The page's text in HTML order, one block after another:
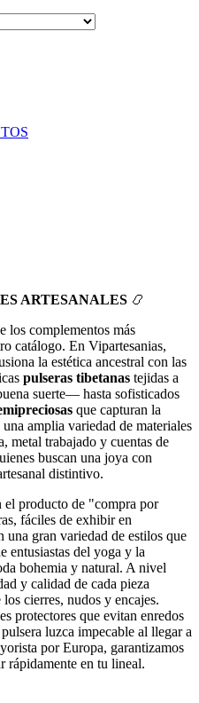
ARTESANALES 📿
los complementos más
catálogo. En Vipartesanias,
la estética ancestral con las
pulseras tibetanas tejidas a
suerte— hasta sofisticados
que capturan la
amplia variedad de materiales
metal trabajado y cuentas de
buscan una joya con
distintivo.
el producto de "compra por
fáciles de exhibir en
una gran variedad de estilos que
entusiastas del yoga y la
bohemia y natural. A nivel
y calidad de cada pieza
cierres, nudos y encajes.
protectores que evitan enredos
luzca impecable al llegar a
por Europa, garantizamos
rápidamente en tu lineal.